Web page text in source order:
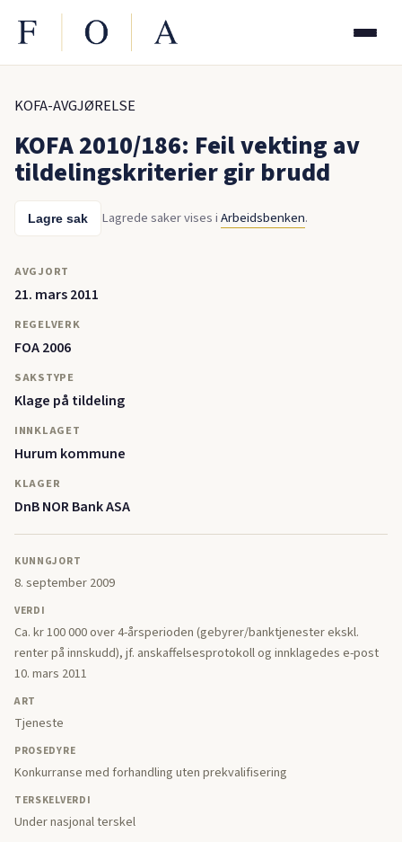
KOFA-AVGJØRELSE
KOFA 2010/186: Feil vekting av
tildelingskriterier gir brudd
Lagre sak Lagrede saker vises iArbeidsbenken.
AVGJORT
21. mars 2011
REGELVERK
FOA 2006
SAKSTYPE
Klage på tildeling
INNKLAGET
Hurum kommune
KLAGER
DnB NOR Bank ASA
KUNNGJORT
8. september 2009
VERDI
Ca. kr 100 000 over 4-årsperioden (gebyrer/banktjenester ekskl.
renter på innskudd), jf. anskaffelsesprotokoll og innklagedes e-post
10. mars 2011
ART
Tjeneste
PROSEDYRE
Konkurranse med forhandling uten prekvalifisering
TERSKELVERDI
Under nasjonal terskel